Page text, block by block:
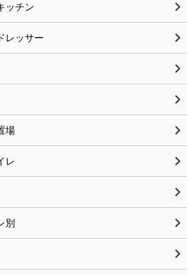
ッチン
レッサー
場
レ
別